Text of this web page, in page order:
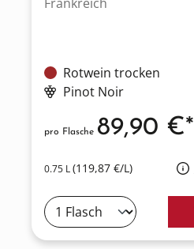
Rotwein trocken
Pinot Noir
0.75 L(119,87 €/L)
pro Flasche 89,90 €*